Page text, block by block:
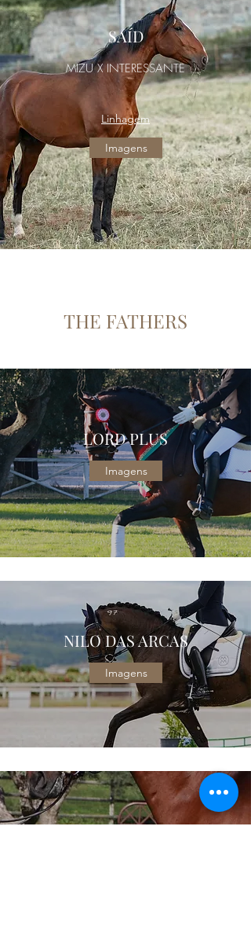
SAÍD
MIZU X INTERESSANTE
Linhagem
Imagens
THE FATHERS
LORD PLUS
Imagens
NILO DAS ARCAS
Imagens